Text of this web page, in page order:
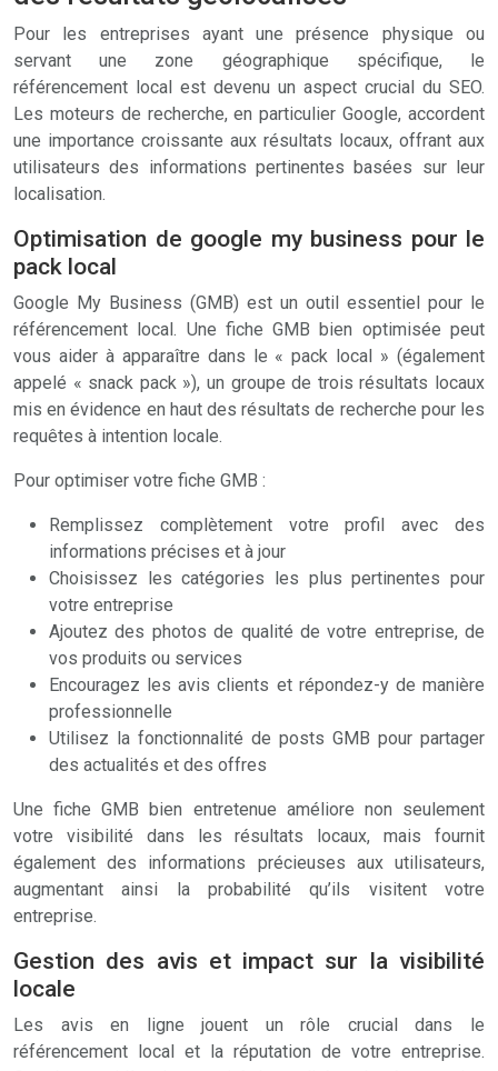
Pour les entreprises ayant une présence physique ou
servant une zone géographique spécifique, le
référencement local est devenu un aspect crucial du SEO.
Les moteurs de recherche, en particulier Google, accordent
une importance croissante aux résultats locaux, offrant aux
utilisateurs des informations pertinentes basées sur leur
localisation.
Optimisation de google my business pour le
pack local
Google My Business (GMB) est un outil essentiel pour le
référencement local. Une fiche GMB bien optimisée peut
vous aider à apparaître dans le « pack local » (également
appelé « snack pack »), un groupe de trois résultats locaux
mis en évidence en haut des résultats de recherche pour les
requêtes à intention locale.
Pour optimiser votre fiche GMB :
Remplissez complètement votre profil avec des
informations précises et à jour
Choisissez les catégories les plus pertinentes pour
votre entreprise
Ajoutez des photos de qualité de votre entreprise, de
vos produits ou services
Encouragez les avis clients et répondez-y de manière
professionnelle
Utilisez la fonctionnalité de posts GMB pour partager
des actualités et des offres
Une fiche GMB bien entretenue améliore non seulement
votre visibilité dans les résultats locaux, mais fournit
également des informations précieuses aux utilisateurs,
augmentant ainsi la probabilité qu’ils visitent votre
entreprise.
Gestion des avis et impact sur la visibilité
locale
Les avis en ligne jouent un rôle crucial dans le
référencement local et la réputation de votre entreprise.